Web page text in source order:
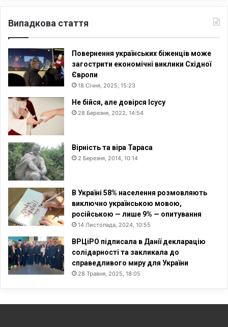
Випадкова стаття
Повернення українських біженців може
загострити економічні виклики Східної
Європи
18 Січня, 2025, 15:23
Не бійся, але довірся Ісусу
28 Березня, 2022, 14:54
Вірність та віра Тараса
2 Березня, 2014, 10:14
В Україні 58% населення розмовляють
виключно українською мовою,
російською — лише 9% — опитування
14 Листопада, 2024, 10:55
ВРЦіРО підписала в Данії декларацію
солідарності та закликала до
справедливого миру для України
28 Травня, 2025, 18:05